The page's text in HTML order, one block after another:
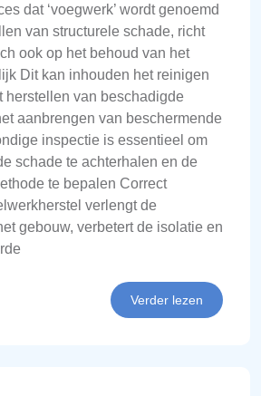
dat ‘voegwerk’ wordt genoemd
van structurele schade, richt
ook op het behoud van het
Dit kan inhouden het reinigen
herstellen van beschadigde
aanbrengen van beschermende
inspectie is essentieel om
schade te achterhalen en de
te bepalen Correct
verlengt de
gebouw, verbetert de isolatie en
Verder lezen